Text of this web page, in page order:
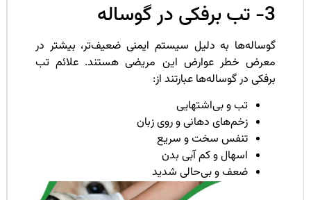
به دلیل سیستم ایمنی ضعیف‌تر، بیشتر در
خطر عوارض این مریضی هستند. علائم تب
در گوساله‌ها عبارتند از:
تب و بی‌اشتهایی
زخم‌های دهانی و روی زبان
تنفس سخت و سریع
اسهال و کم آبی بدن
ضعف و بی‌حالی شدید